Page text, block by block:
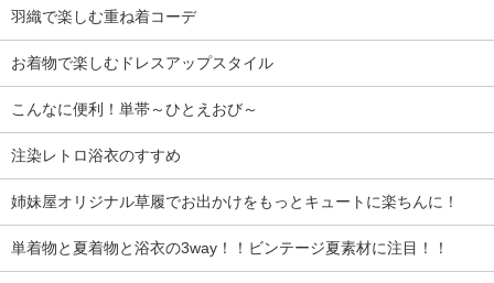
羽織で楽しむ重ね着コーデ
お着物で楽しむドレスアップスタイル
こんなに便利！単帯～ひとえおび～
注染レトロ浴衣のすすめ
姉妹屋オリジナル草履でお出かけをもっとキュートに楽ちんに！
単着物と夏着物と浴衣の3way！！ビンテージ夏素材に注目！！